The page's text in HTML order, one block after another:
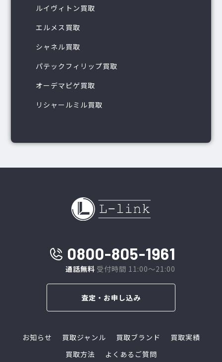
ルイヴィトン買取
エルメス買取
シャネル買取
パテックフィリップ買取
オーデマピゲ買取
リシャールミル買取
0800-805-1961
通話無料 受付時間 11:00～21:00
査定・お申し込み
お知らせ 買取ジャンル 買取ブランド
買取実績
買取方法
よくあるご質問